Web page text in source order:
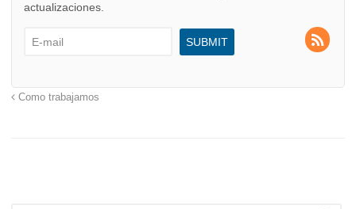
actualizaciones.
Como trabajamos